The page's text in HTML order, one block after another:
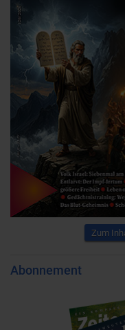
Zum
Abonnement